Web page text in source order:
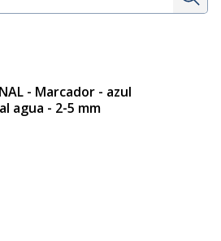
- Marcador - azul
agua - 2-5 mm